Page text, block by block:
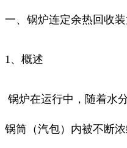
一、锅炉连定余热回收
1、概述
锅炉在运行中，随着水
锅筒（汽包）内被不断